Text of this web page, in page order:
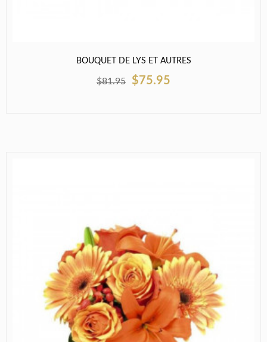
BOUQUET DE LYS ET AUTRES
$81.95 $75.95